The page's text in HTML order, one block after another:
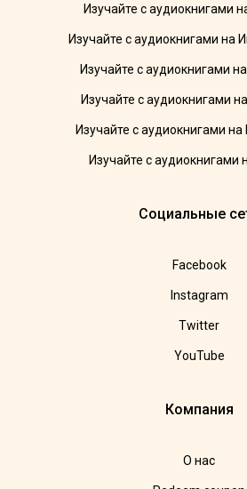
Изучайте с аудиокнигами
Изучайте с аудиокнигами на
Изучайте с аудиокнигами
Изучайте с аудиокнигами
Изучайте с аудиокнигами
Изучайте с аудиокнигами
Социальные
Facebook
Instagram
Twitter
YouTube
Компания
О нас